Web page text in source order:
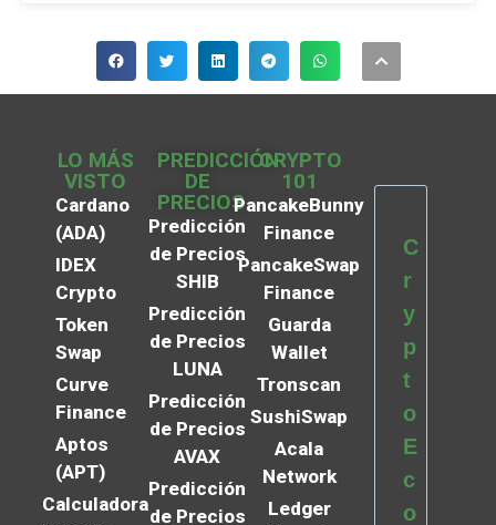
LO MÁS
VISTO
Cardano
(ADA)
IDEX
Crypto
Token
Swap
Curve
Finance
Aptos
(APT)
Calculadora
PREDICCIÓN
DE
PRECIOS
Predicción
de Precios
SHIB
Predicción
de Precios
LUNA
Predicción
de Precios
AVAX
Predicción
de Precios
CRYPTO
101
PancakeBunny
Finance
PancakeSwap
Finance
Guarda
Wallet
Tronscan
SushiSwap
Acala
Network
Ledger
C
r
y
p
t
o
E
c
o